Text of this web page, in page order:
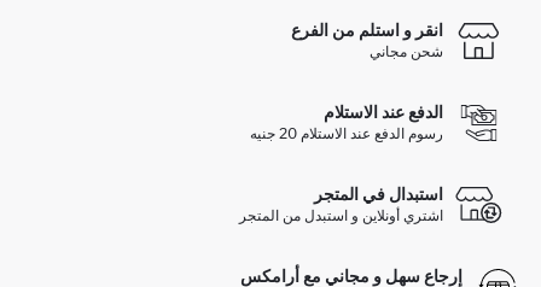
انقر و استلم من الفرع
شحن مجاني
الدفع عند الاستلام
رسوم الدفع عند الاستلام 20 جنيه
استبدال في المتجر
اشتري أونلاين و استبدل من المتجر
إرجاع سهل و مجاني مع أرامكس